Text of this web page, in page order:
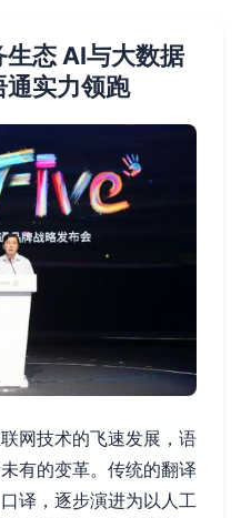
态 AI与大数据
通实力领跑
网技术的飞速发展，语
有的变革。传统的翻译
译，逐步演进为以人工